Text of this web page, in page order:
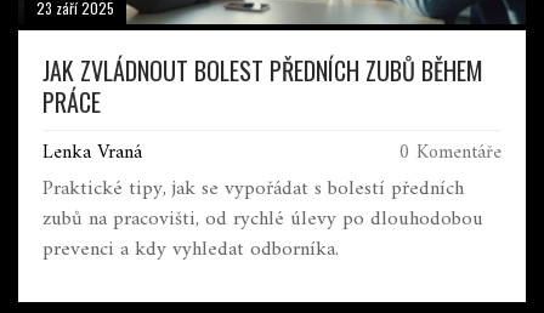
23 září 2025
JAK ZVLÁDNOUT BOLEST PŘEDNÍCH ZUBŮ BĚHEM
PRÁCE
Lenka Vraná 0 Komentáře
Praktické tipy, jak se vypořádat s bolestí předních
zubů na pracovišti, od rychlé úlevy po dlouhodobou
prevenci a kdy vyhledat odborníka.